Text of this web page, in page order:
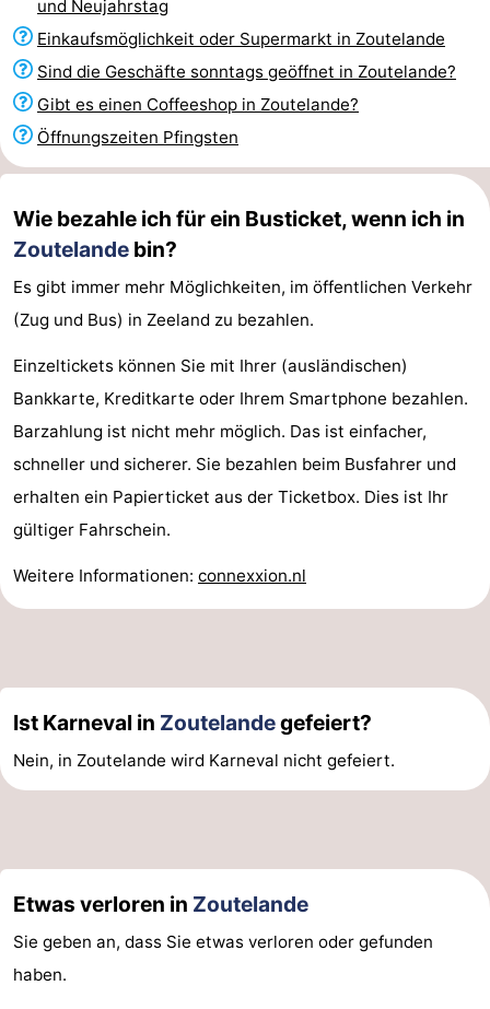
Valkenisse
Zee,
Bos
en
Duin
Hotels
Zimmer
(mit
Frühstück)
Lastminutes
Strand
Sehen
tun
Museen
-
Galerien
-
Denkmäler
Kirchen
-
Leuchtturme
-
-
Spielplätze
Bowling
Wellness-
Städte
Führungen
Sport
und Neujahrstag
Einkaufsmöglichkeit oder Supermarkt in Zoutelande
Sind die Geschäfte sonntags geöffnet in Zoutelande?
Gibt es einen Coffeeshop in Zoutelande?
Öffnungszeiten Pfingsten
Wie bezahle ich für ein Busticket, wenn ich in
Zoutelande bin?
Es gibt immer mehr Möglichkeiten, im öffentlichen Verkehr
(Zug und Bus) in Zeeland zu bezahlen.
Einzeltickets können Sie mit Ihrer (ausländischen)
Bankkarte, Kreditkarte oder Ihrem Smartphone bezahlen.
Barzahlung ist nicht mehr möglich. Das ist einfacher,
schneller und sicherer. Sie bezahlen beim Busfahrer und
erhalten ein Papierticket aus der Ticketbox. Dies ist Ihr
gültiger Fahrschein.
Weitere Informationen: connexxion.nl
Ist Karneval in Zoutelandegefeiert?
Nein, in Zoutelande wird Karneval nicht gefeiert.
Etwas verloren in Zoutelande
Sie geben an, dass Sie etwas verloren oder gefunden
haben.